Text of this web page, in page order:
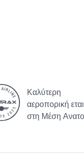
Καλύτερη
αεροπορική
στη Μέση